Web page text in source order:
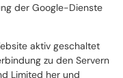
der Google-Dienste
aktiv geschaltet
zu den Servern
Limited her und